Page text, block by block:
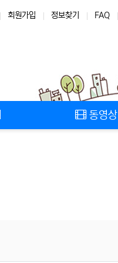
회원가입 정보찾기 FAQ
동영상